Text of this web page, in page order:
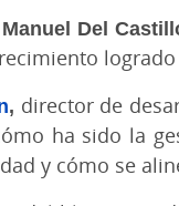
Manuel Del
, director de
ha sido la
y cómo se